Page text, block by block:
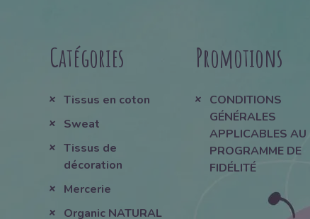
Catégories
Tissus en coton
Sweat
Tissus de
décoration
Mercerie
Organic NATURAL
Promotions
CONDITIONS
GÉNÉRALES
APPLICABLES AU
PROGRAMME DE
FIDÉLITÉ